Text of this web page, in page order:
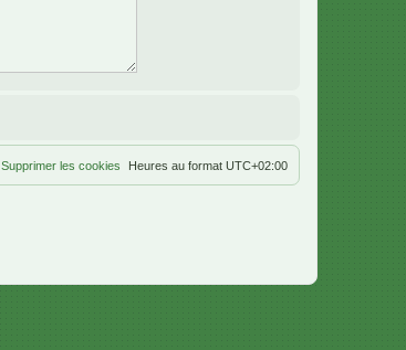
Heures au format UTC+02:00
Supprimer les cookies